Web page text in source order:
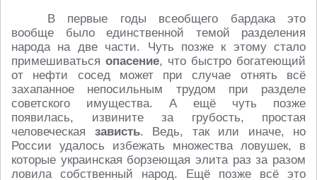
В первые годы всеобщего бардака это
вообще было единственной темой разделения
народа на две части. Чуть позже к этому стало
примешиваться опасение, что быстро богатеющий
от нефти сосед может при случае отнять всё
захапанное непосильным трудом при разделе
советского имущества. А ещё чуть позже
появилась, извините за грубость, простая
человеческая зависть. Ведь, так или иначе, но
России удалось избежать множества ловушек, в
которые украинская борзеющая элита раз за разом
ловила собственный народ. Ещё позже всё это